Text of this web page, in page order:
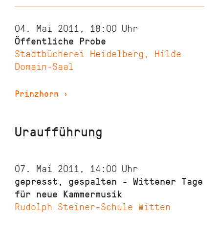
04. Mai 2011, 18:00 Uhr
Öffentliche Probe
Stadtbücherei Heidelberg, Hilde
Domain-Saal
Prinzhorn ›
Uraufführung
07. Mai 2011, 14:00 Uhr
gepresst, gespalten - Wittener Tage
für neue Kammermusik
Rudolph Steiner-Schule Witten